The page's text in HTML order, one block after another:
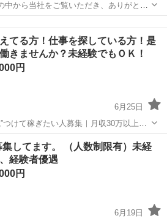
中から当社をご覧いただき、ありがとう
を中心に、安全第一で仕事に取り組んで
未経験者も大歓迎です。 最初は分からな
輩ス...
てる方！仕事を探している方！是
きませんか？未経験でもＯＫ！
円
6月25日
つけて稼ぎたい人募集｜月収30万以上可
設現場での作業スタッフ募集です。 最
掃除・補助）からスタートするので未経
事業拡大
集してます。 （人数制限有）未経
経験者優遇
円
6月19日